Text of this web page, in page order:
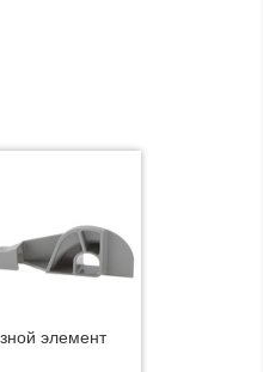
элемент